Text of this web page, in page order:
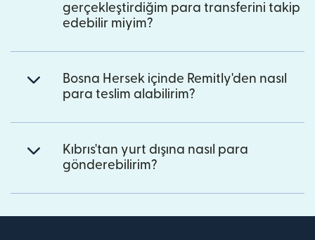
gerçekleştirdiğim para transferini takip
edebilir miyim?
Bosna Hersek içinde Remitly'den nasıl
para teslim alabilirim?
Kıbrıs'tan yurt dışına nasıl para
gönderebilirim?